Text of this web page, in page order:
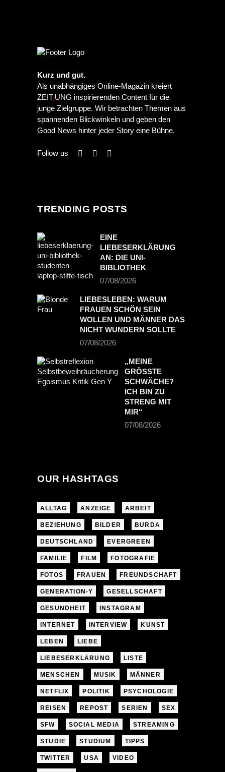
Kurz und gut.
Als unabhängiges Online-Magazin kreiert
ZEITjUNG inspirierenden Content für die
junge Zielgruppe. Wir betrachten Themen aus
spannenden Blickwinkeln und geben den
Good News hinter jeder Story eine Bühne.
Follow us
TRENDING POSTS
EINE
LIEBESERKLÄRUNG
AN: DIE UNI-
BIBLIOTHEK
07/08/2026
LIEBESLEBEN: WARUM
FRAUEN SCHÖN SEIN
WOLLEN UND MÄNNER DAS
NICHT WUNDERN SOLLTE
07/08/2026
„MEINE
GRÖSSTE S
CHWÄCHE? I
CH BIN ZU S
TRENG MIT M
IR“
07/08/2026
OUR HASHTAGS
ALLTAG ANZEIGE ARBEIT
BEZIEHUNG BILDER BURDA
DEUTSCHLAND EVERGREEN
FAMILIE FILM FOTOGRAFIE
FOTOS FRAUEN FREUNDSCHAFT
GENERATION-Y GESELLSCHAFT
GESUNDHEIT INSTAGRAM
INTERNET INTERVIEW KUNST
LEBEN LIEBE
LIEBESERKLÄRUNG LISTE
MENSCHEN MUSIK MÄNNER
NETFLIX POLITIK PSYCHOLOGIE
REISEN REPOST SERIEN SEX
SFW SOCIAL MEDIA STREAMING
STUDIE STUDIUM TIPPS
TWITTER USA VIDEO